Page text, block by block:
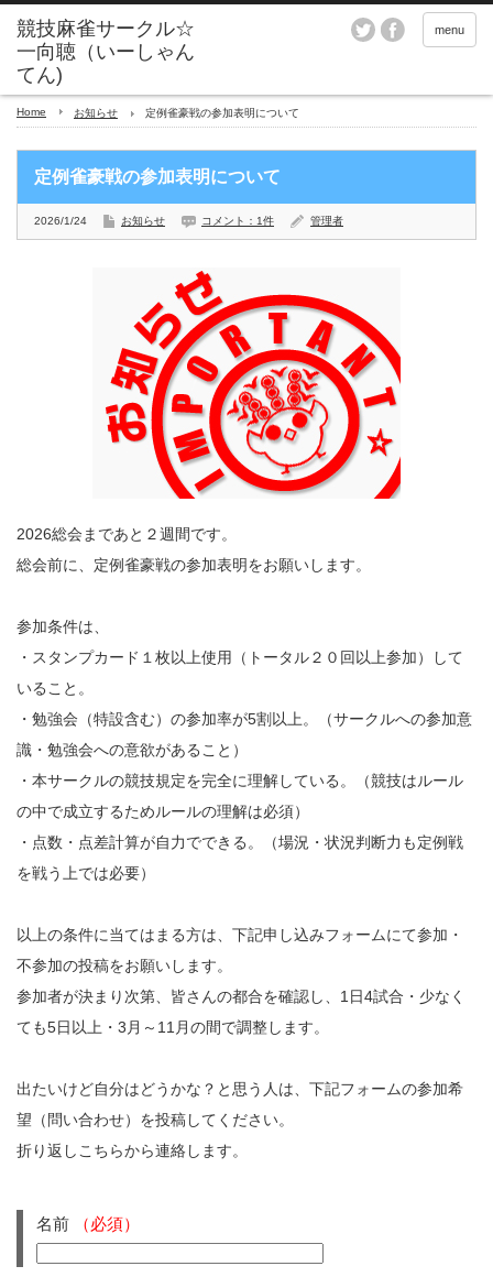
menu
Home お知らせ 定例雀豪戦の参加表明について
定例雀豪戦の参加表明について
2026/1/24 お知らせ コメント：1件 管理者
2026総会まであと２週間です。
総会前に、定例雀豪戦の参加表明をお願いします。
参加条件は、
・スタンプカード１枚以上使用（トータル２０回以上参加）して
いること。
・勉強会（特設含む）の参加率が5割以上。（サークルへの参加意
識・勉強会への意欲があること）
・本サークルの競技規定を完全に理解している。（競技はルール
の中で成立するためルールの理解は必須）
・点数・点差計算が自力でできる。（場況・状況判断力も定例戦
を戦う上では必要）
以上の条件に当てはまる方は、下記申し込みフォームにて参加・
不参加の投稿をお願いします。
参加者が決まり次第、皆さんの都合を確認し、1日4試合・少なく
ても5日以上・3月～11月の間で調整します。
出たいけど自分はどうかな？と思う人は、下記フォームの参加希
望（問い合わせ）を投稿してください。
折り返しこちらから連絡します。
名前 （必須）